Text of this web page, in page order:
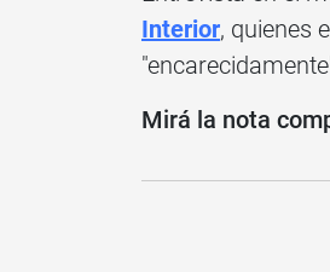
Interior, quienes
Mirá la nota